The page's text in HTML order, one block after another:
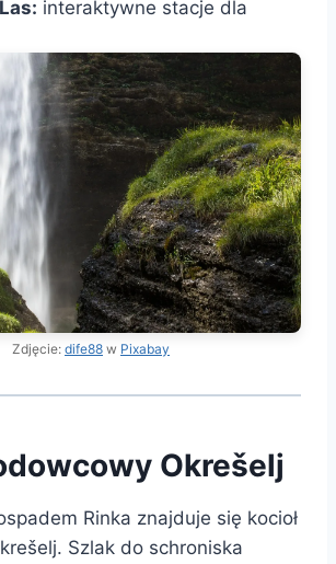
interaktywne stacje dla
Zdjęcie: dife88 w Pixabay
Okrešelj
Rinka znajduje się kocioł
Szlak do schroniska